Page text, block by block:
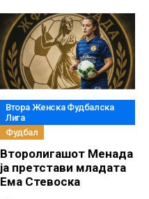
Втора Женска Фудбалска
Лига
Фудбал
Второлигашот Менада
ја претстави младата
Ема Стевоска